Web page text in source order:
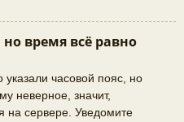
время всё равно
часовой пояс, но
неверное, значит,
на сервере. Уведомите